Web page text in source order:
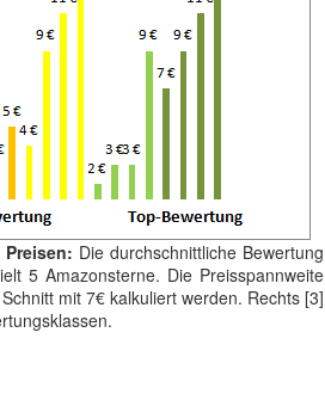
Die durchschnittliche Bewertung
5 Amazonsterne. Die Preisspannweite
mit 7€ kalkuliert werden. Rechts [3]